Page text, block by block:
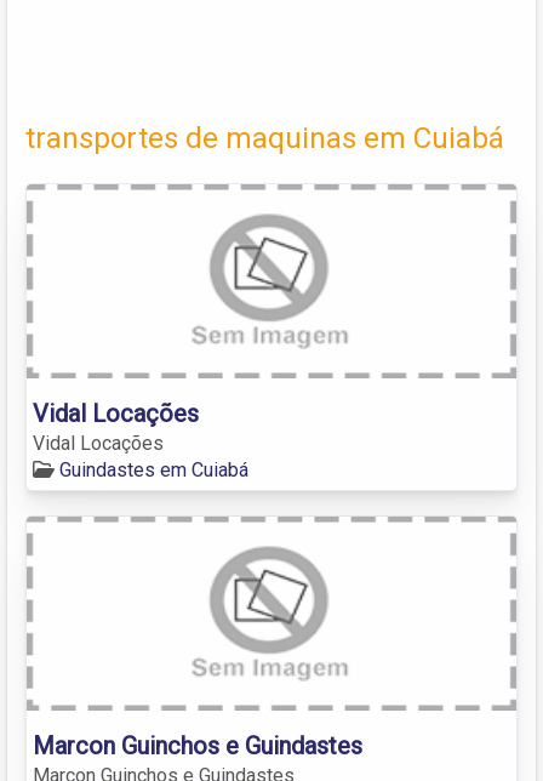
transportes de maquinas em Cuiabá
Vidal Locações
Vidal Locações
Guindastes em Cuiabá
Marcon Guinchos e Guindastes
Marcon Guinchos e Guindastes